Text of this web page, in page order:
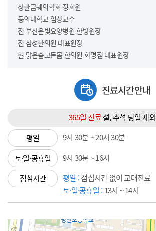
상한금궤의학회 정회원
동의대학교 임상교수
전 부산은빛요양병원 한방원장
전 삼성한의원 대표원장
현 맑은숲고든몸 한의원 화명점 대표원장
진료시간안내
365일 진료설, 추석 당일 제외
평일
9시 30분 ~ 20시 30분
토·일·공휴일
9시 30분 ~ 16시
점심시간
평일 :점심시간 없이 교대진료
토·일·공휴일 : 13시 ~ 14시